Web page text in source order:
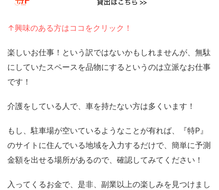
↑興味のある方はココをクリック！
楽しいお仕事！という訳ではないかもしれませんが、無駄
にしていたスペースを品物にするというのは立派なお仕事
です！
介護をしている人で、車を持たない方は多くいます！
もし、駐車場が空いているようなことが有れば、『特P』
のサイトに住んでいる地域を入力するだけで、簡単に予測
金額を出せる場所があるので、確認してみてください！
入ってくるお金で、是非、副業以上の楽しみを見つけまし